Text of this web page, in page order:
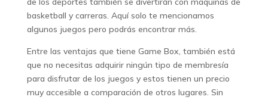
basketball y carreras. Aquí solo te mencionamos
algunos juegos pero podrás encontrar más.
Entre las ventajas que tiene Game Box, también está
que no necesitas adquirir ningún tipo de membresía
para disfrutar de los juegos y estos tienen un precio
muy accesible a comparación de otros lugares. Sin